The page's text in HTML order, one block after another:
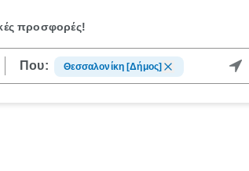
προσφορές!
Που: Θεσσαλονίκη [Δήμος]